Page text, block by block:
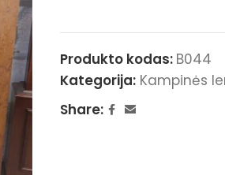
Produkto kodas: B044
Kategorija: Kampinės
Share: